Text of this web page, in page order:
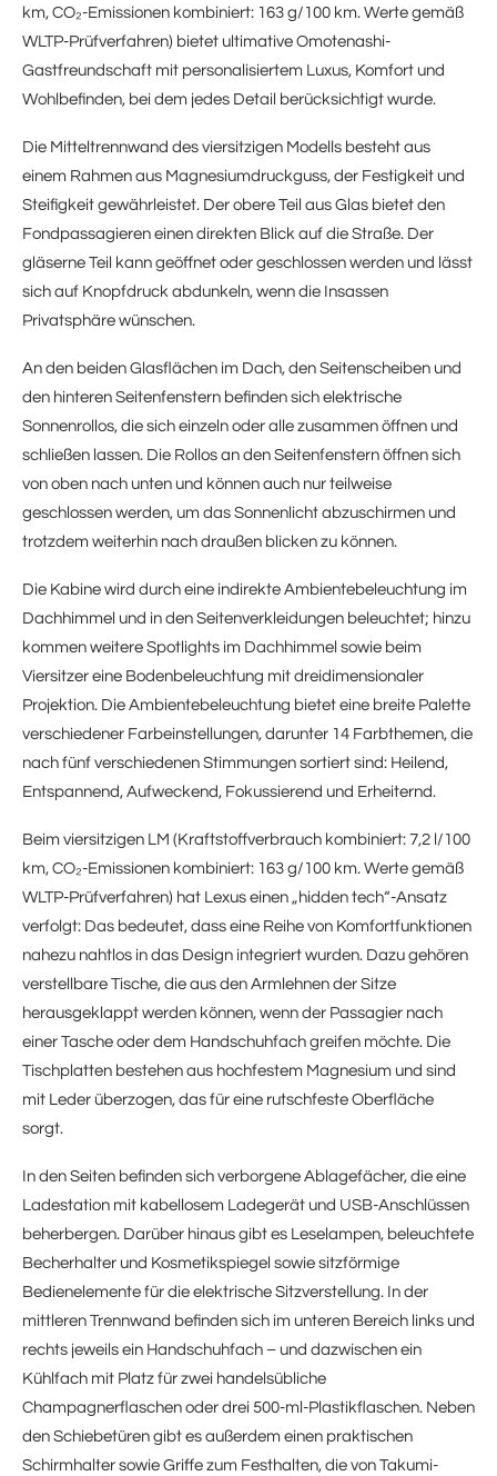
km, CO₂-Emissionen kombiniert: 163 g/100 km. Werte gemäß
WLTP-Prüfverfahren) bietet ultimative Omotenashi-
Gastfreundschaft mit personalisiertem Luxus, Komfort und
Wohlbefinden, bei dem jedes Detail berücksichtigt wurde.
Die Mitteltrennwand des viersitzigen Modells besteht aus
einem Rahmen aus Magnesiumdruckguss, der Festigkeit und
Steifigkeit gewährleistet. Der obere Teil aus Glas bietet den
Fondpassagieren einen direkten Blick auf die Straße. Der
gläserne Teil kann geöffnet oder geschlossen werden und lässt
sich auf Knopfdruck abdunkeln, wenn die Insassen
Privatsphäre wünschen.
An den beiden Glasflächen im Dach, den Seitenscheiben und
den hinteren Seitenfenstern befinden sich elektrische
Sonnenrollos, die sich einzeln oder alle zusammen öffnen und
schließen lassen. Die Rollos an den Seitenfenstern öffnen sich
von oben nach unten und können auch nur teilweise
geschlossen werden, um das Sonnenlicht abzuschirmen und
trotzdem weiterhin nach draußen blicken zu können.
Die Kabine wird durch eine indirekte Ambientebeleuchtung im
Dachhimmel und in den Seitenverkleidungen beleuchtet; hinzu
kommen weitere Spotlights im Dachhimmel sowie beim
Viersitzer eine Bodenbeleuchtung mit dreidimensionaler
Projektion. Die Ambientebeleuchtung bietet eine breite Palette
verschiedener Farbeinstellungen, darunter 14 Farbthemen, die
nach fünf verschiedenen Stimmungen sortiert sind: Heilend,
Entspannend, Aufweckend, Fokussierend und Erheiternd.
Beim viersitzigen LM (Kraftstoffverbrauch kombiniert: 7,2 l/100
km, CO₂-Emissionen kombiniert: 163 g/100 km. Werte gemäß
WLTP-Prüfverfahren) hat Lexus einen „hidden tech“-Ansatz
verfolgt: Das bedeutet, dass eine Reihe von Komfortfunktionen
nahezu nahtlos in das Design integriert wurden. Dazu gehören
verstellbare Tische, die aus den Armlehnen der Sitze
herausgeklappt werden können, wenn der Passagier nach
einer Tasche oder dem Handschuhfach greifen möchte. Die
Tischplatten bestehen aus hochfestem Magnesium und sind
mit Leder überzogen, das für eine rutschfeste Oberfläche
sorgt.
In den Seiten befinden sich verborgene Ablagefächer, die eine
Ladestation mit kabellosem Ladegerät und USB-Anschlüssen
beherbergen. Darüber hinaus gibt es Leselampen, beleuchtete
Becherhalter und Kosmetikspiegel sowie sitzförmige
Bedienelemente für die elektrische Sitzverstellung. In der
mittleren Trennwand befinden sich im unteren Bereich links und
rechts jeweils ein Handschuhfach – und dazwischen ein
Kühlfach mit Platz für zwei handelsübliche
Champagnerflaschen oder drei 500-ml-Plastikflaschen. Neben
den Schiebetüren gibt es außerdem einen praktischen
Schirmhalter sowie Griffe zum Festhalten, die von Takumi-